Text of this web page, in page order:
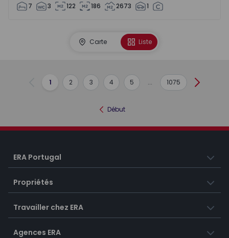
7 3 122 186 2673 1
Carte Liste
Précédent
1 2 3 4 5 ... 1075 Suivant
Début
ERA Portugal
Propriétés
Travailler chez ERA
Agences ERA